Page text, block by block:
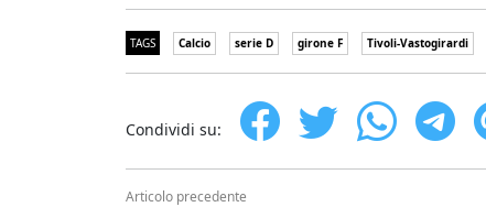
TAGS Calcio serie D girone F Tivoli-Vastogirardi
Condividi su:
Articolo precedente